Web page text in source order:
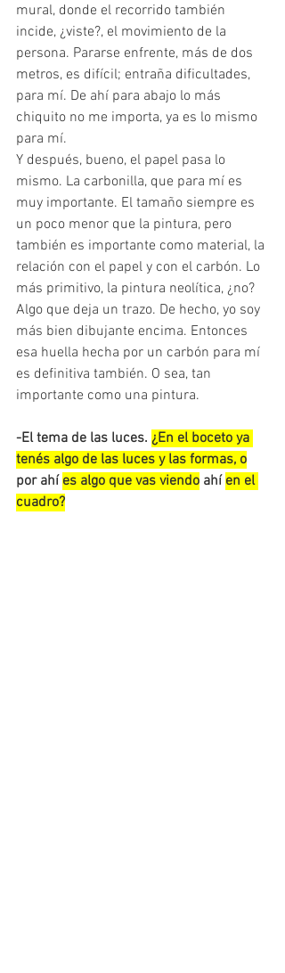
mural, donde el recorrido también
incide, ¿viste?, el movimiento de la
persona. Pararse enfrente, más de dos
metros, es difícil; entraña dificultades,
para mí. De ahí para abajo lo más
chiquito no me importa, ya es lo mismo
para mí.
Y después, bueno, el papel pasa lo
mismo. La carbonilla, que para mí es
muy importante. El tamaño siempre es
un poco menor que la pintura, pero
también es importante como material, la
relación con el papel y con el carbón. Lo
más primitivo, la pintura neolítica, ¿no?
Algo que deja un trazo. De hecho, yo soy
más bien dibujante encima. Entonces
esa huella hecha por un carbón para mí
es definitiva también. O sea, tan
importante como una pintura.
-El tema de las luces. ¿En el boceto ya
tenés algo de las luces y las formas, o
por ahí es algo que vas viendo ahí en el
cuadro?